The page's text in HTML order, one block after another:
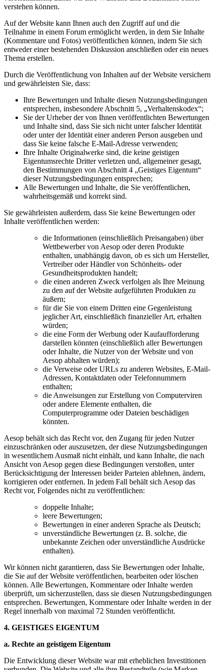
verstehen können.
Auf der Website kann Ihnen auch den Zugriff auf und die
Teilnahme in einem Forum ermöglicht werden, in dem Sie Inhalte
(Kommentare und Fotos) veröffentlichen können, indem Sie sich
entweder einer bestehenden Diskussion anschließen oder ein neues
Thema erstellen.
Durch die Veröffentlichung von Inhalten auf der Website versichern
und gewährleisten Sie, dass:
Ihre Bewertungen und Inhalte diesen Nutzungsbedingungen
entsprechen, insbesondere Abschnitt 5, „Verhaltenskodex“;
Sie der Urheber der von Ihnen veröffentlichten Bewertungen
und Inhalte sind, dass Sie sich nicht unter falscher Identität
oder unter der Identität einer anderen Person ausgeben und
dass Sie keine falsche E-Mail-Adresse verwenden;
Ihre Inhalte Originalwerke sind, die keine geistigen
Eigentumsrechte Dritter verletzen und, allgemeiner gesagt,
den Bestimmungen von Abschnitt 4 „Geistiges Eigentum“
dieser Nutzungsbedingungen entsprechen;
Alle Bewertungen und Inhalte, die Sie veröffentlichen,
wahrheitsgemäß und korrekt sind.
Sie gewährleisten außerdem, dass Sie keine Bewertungen oder
Inhalte veröffentlichen werden:
die Informationen (einschließlich Preisangaben) über
Wettbewerber von Aesop oder deren Produkte
enthalten, unabhängig davon, ob es sich um Hersteller,
Vertreiber oder Händler von Schönheits- oder
Gesundheitsprodukten handelt;
die einen anderen Zweck verfolgen als Ihre Meinung
zu den auf der Website aufgeführten Produkten zu
äußern;
für die Sie von einem Dritten eine Gegenleistung
jeglicher Art, einschließlich finanzieller Art, erhalten
würden;
die eine Form der Werbung oder Kaufaufforderung
darstellen könnten (einschließlich aller Bewertungen
oder Inhalte, die Nutzer von der Website und von
Aesop abhalten würden);
die Verweise oder URLs zu anderen Websites, E-Mail-
Adressen, Kontaktdaten oder Telefonnummern
enthalten;
die Anweisungen zur Erstellung von Computerviren
oder andere Elemente enthalten, die
Computerprogramme oder Dateien beschädigen
könnten.
Aesop behält sich das Recht vor, den Zugang für jeden Nutzer
einzuschränken oder auszusetzen, der diese Nutzungsbedingungen
in wesentlichem Ausmaß nicht einhält, und kann Inhalte, die nach
Ansicht von Aesop gegen diese Bedingungen verstoßen, unter
Berücksichtigung der Interessen beider Parteien ablehnen, ändern,
korrigieren oder entfernen. In jedem Fall behält sich Aesop das
Recht vor, Folgendes nicht zu veröffentlichen:
doppelte Inhalte;
leere Bewertungen;
Bewertungen in einer anderen Sprache als Deutsch;
unverständliche Bewertungen (z. B. solche, die
unbekannte Zeichen oder unverständliche Ausdrücke
enthalten).
Wir können nicht garantieren, dass Sie Bewertungen oder Inhalte,
die Sie auf der Website veröffentlichen, bearbeiten oder löschen
können. Alle Bewertungen, Kommentare oder Inhalte werden
überprüft, um sicherzustellen, dass sie diesen Nutzungsbedingungen
entsprechen. Bewertungen, Kommentare oder Inhalte werden in der
Regel innerhalb von maximal 72 Stunden veröffentlicht.
4. GEISTIGES EIGENTUM
a. Rechte an geistigem Eigentum
Die Entwicklung dieser Website war mit erheblichen Investitionen